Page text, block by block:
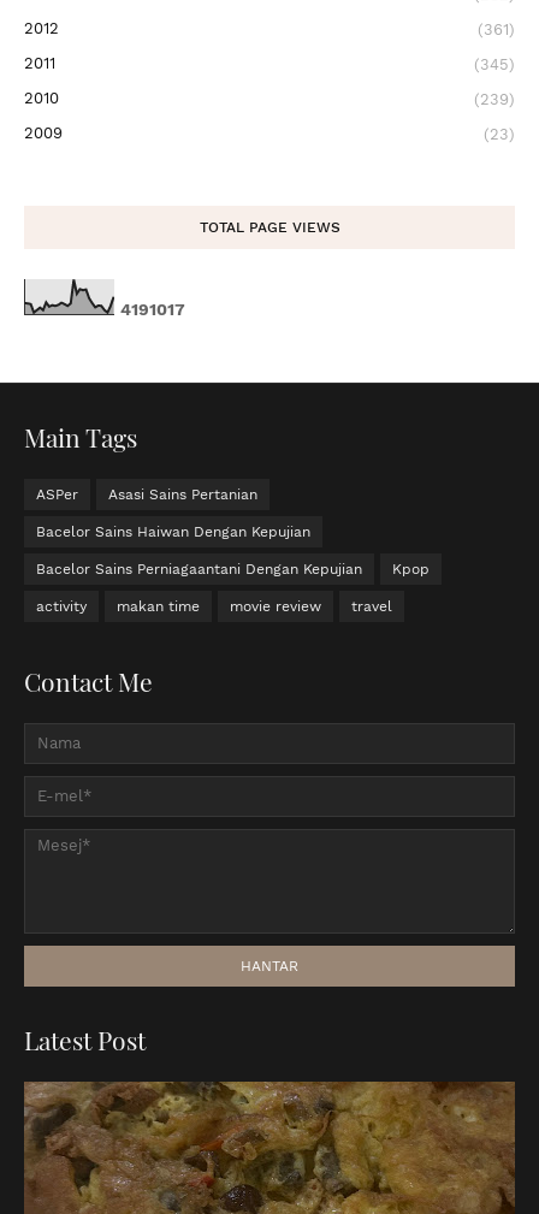
2012
(361)
2011
(345)
2010
(239)
2009
(23)
TOTAL PAGE VIEWS
4191017
Main Tags
ASPer Asasi Sains Pertanian
Bacelor Sains Haiwan Dengan Kepujian
Bacelor Sains Perniagaantani Dengan Kepujian Kpop
activity makan time movie review travel
Contact Me
Latest Post